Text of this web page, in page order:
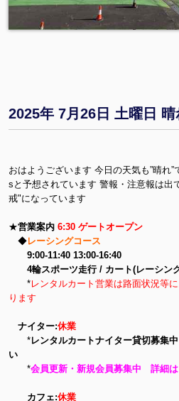
2025年 7月26日 土曜日 晴
おはようございます 今日の天気も”晴れ
sと予想されています 警報・注意報は出
戒"になっています
★営業案内 6:30 ゲートオープン
◆レーシングコース
9:00-11:40 13:00-16:40
4輪スポーツ走行 / カート(レーシン
*レンタルカート営業は路面状況等
ります
ナイター:休業
*レンタルカートナイター貸切募集
い
*会員更新・新規会員募集中 詳細は
カフェ:休業